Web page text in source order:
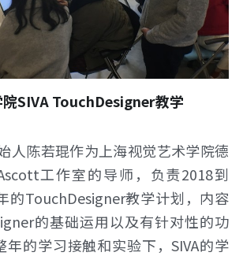
SIVA TouchDesigner教学
人陈若琨作为上海视觉艺术学院德
工作室的导师，负责2018到
的TouchDesigner教学计划，内容
的基础运用以及有针对性的功
年的学习接触和实验下，SIVA的学